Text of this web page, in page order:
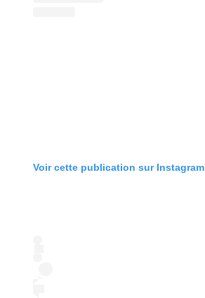
Voir cette publication sur Instagram